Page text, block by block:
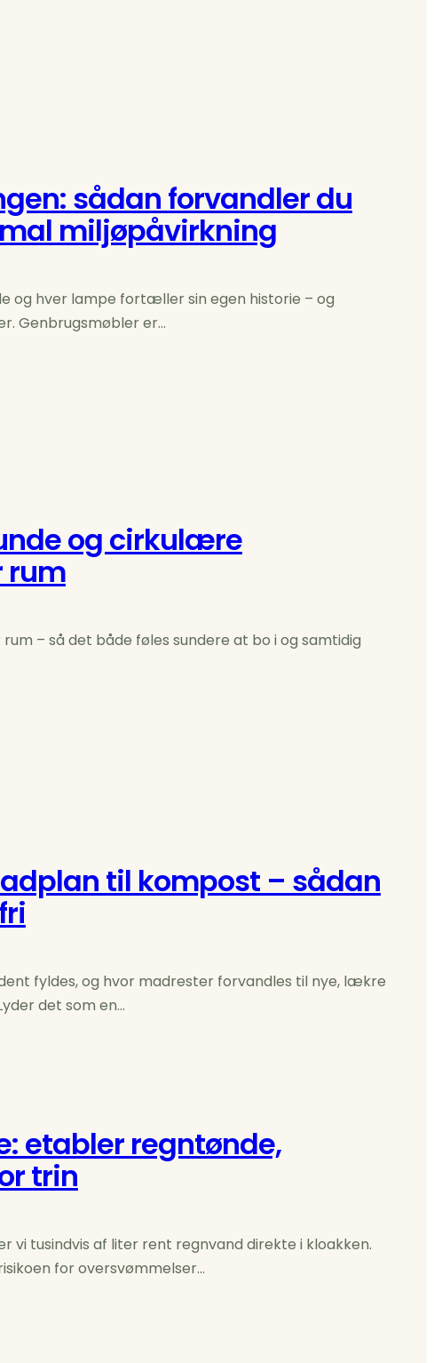
sådan forvandler du
miljøpåvirkning
og hver lampe fortæller sin egen historie – og
Genbrugsmøbler er…
og cirkulære
rum
– så det både føles sundere at bo i og samtidig
til kompost – sådan
fyldes, og hvor madrester forvandles til nye, lækre
det som en…
etabler regntønde,
trin
vi tusindvis af liter rent regnvand direkte i kloakken.
for oversvømmelser…